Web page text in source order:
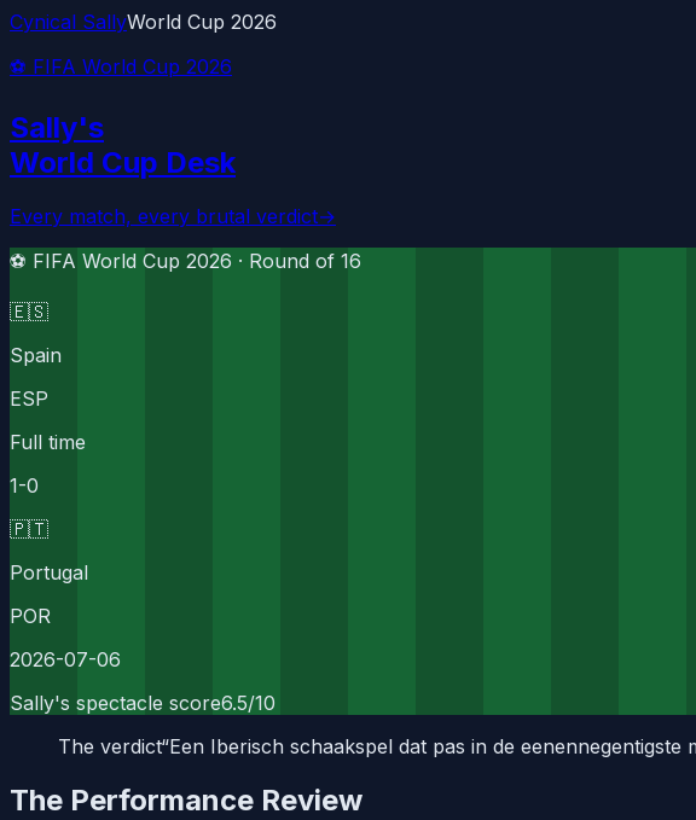
Cynical SallyWorld Cup 2026
⚽ FIFA World Cup 2026
Sally's
World Cup Desk
Every match, every brutal verdict→
⚽ FIFA World Cup 2026 · Round of 16
🇪🇸
Spain
ESP
Full time
1-0
🇵🇹
Portugal
POR
2026-07-06
Sally's spectacle score6.5/10
The verdict“Een Iberisch schaakspel dat pas in de
The Performance Review